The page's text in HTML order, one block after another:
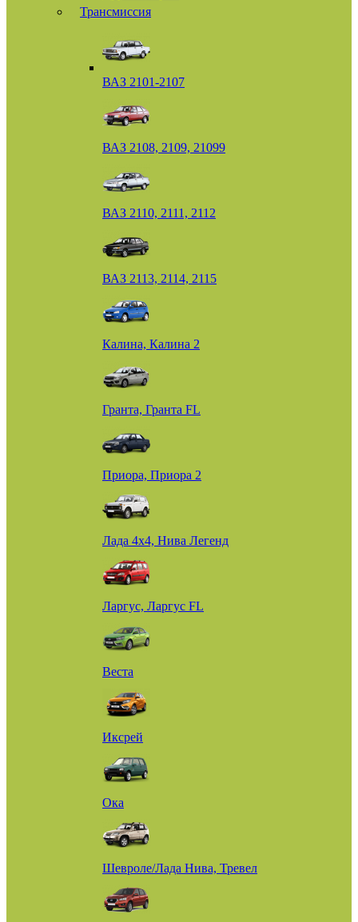
Трансмиссия
ВАЗ 2101-2107
ВАЗ 2108, 2109, 21099
ВАЗ 2110, 2111, 2112
ВАЗ 2113, 2114, 2115
Калина, Калина 2
Гранта, Гранта FL
Приора, Приора 2
Лада 4х4, Нива Легенд
Ларгус, Ларгус FL
Веста
Иксрей
Ока
Шевроле/Лада Нива, Тревел